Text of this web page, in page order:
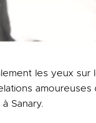
les yeux sur
amoureuses
Sanary.